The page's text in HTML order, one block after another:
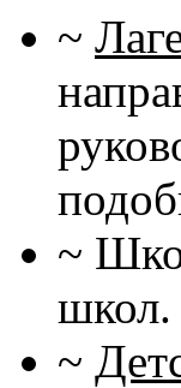
~
~
школ.
~